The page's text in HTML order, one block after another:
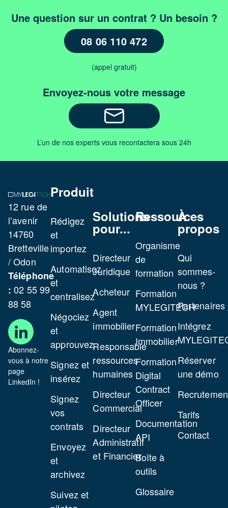
Une question sur un contrat ? Un besoin ?
08 06 110 472
(appel gratuit)
Envoyez-nous votre message
L’un de nos experts vous recontactera sous 24h
12 rue de
l’avenir
14760
Bretteville
/ Odon
Téléphone
: 02 55 99
88 58
Abonnez-
vous à notre
page
LinkedIn !
Produit
Rédigez
et
importez
Automatisez
et
centralisez
Négociez
et
approuvez
Signez et
insérez
Signez
vos
contrats
Envoyez
et
archivez
Suivez et
Solutions
pour...
Directeur
Juridique
Acheteur
Agent
immobilier
Responsable
ressources
humaines
Directeur
Commercial
Directeur
Administratif
et Financier
Ressources
Organisme
de
formation
Formation
MYLEGITECH
Formation
Immobilier
Formation
Digital
Contract
Officer
Documentation
API
Boîte à
outils
Glossaire
À
propos
Qui
sommes-
nous ?
Partenaires
Intégrez
Réserver
une démo
Tarifs
Contact